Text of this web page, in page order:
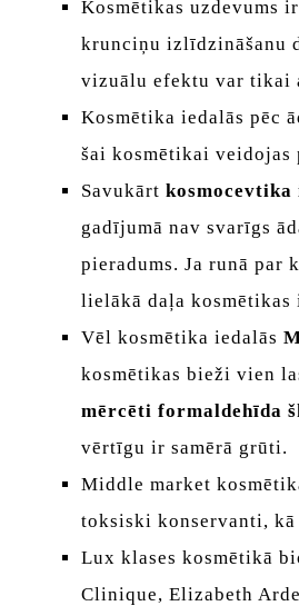
Kosmētikas uzdevums ir
krunciņu izlīdzināšanu
vizuālu efektu var tikai
Kosmētika iedalās pēc
šai kosmētikai veidojas
Savukārt
gadījumā nav svarīgs
pieradums. Ja runā par
lielākā daļa
Vēl kosmētika iedalās
kosmētikas bieži vien
mērcēti formaldehīda
vērtīgu ir samērā grūti.
Middle market
toksiski konservanti,
Lux klases kosmētikā
Clinique, Elizabeth